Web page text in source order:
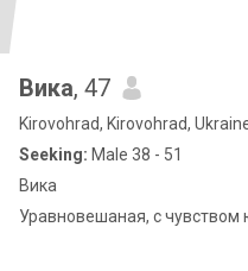
Вика, 47
Kirovohrad, Kirovohrad,
Seeking: Male 38 - 51
Вика
Уравновешаная, с